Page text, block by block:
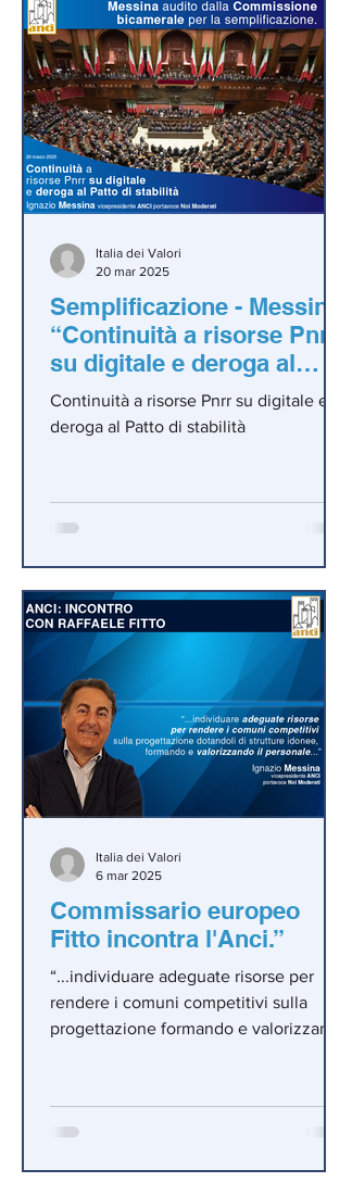
Semplificazione - Messina:
“Continuità a risorse Pnrr
su digitale e deroga al
Patto di stabilità”
Continuità a risorse Pnrr su digitale e
deroga al Patto di stabilità
Italia dei Valori
20 mar 2025
Commissario europeo
Fitto incontra l'Anci.”
“...individuare adeguate risorse per
rendere i comuni competitivi sulla
progettazione formando e valorizzando
Italia dei Valori
6 mar 2025